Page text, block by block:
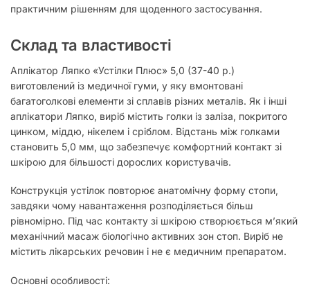
практичним рішенням для щоденного застосування.
Склад та властивості
Аплікатор Ляпко «Устілки Плюс» 5,0 (37-40 р.)
виготовлений із медичної гуми, у яку вмонтовані
багатоголкові елементи зі сплавів різних металів. Як і інші
аплікатори Ляпко, виріб містить голки із заліза, покритого
цинком, міддю, нікелем і сріблом. Відстань між голками
становить 5,0 мм, що забезпечує комфортний контакт зі
шкірою для більшості дорослих користувачів.
Конструкція устілок повторює анатомічну форму стопи,
завдяки чому навантаження розподіляється більш
рівномірно. Під час контакту зі шкірою створюється м’який
механічний масаж біологічно активних зон стоп. Виріб не
містить лікарських речовин і не є медичним препаратом.
Основні особливості: